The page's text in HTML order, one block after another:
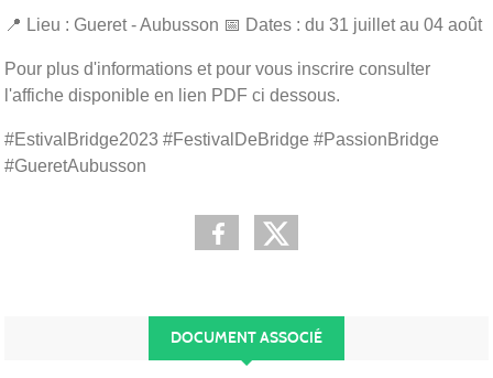
📍 Lieu : Gueret - Aubusson 📅 Dates : du 31 juillet au 04 août
Pour plus d'informations et pour vous inscrire consulter
l'affiche disponible en lien PDF ci dessous.
#EstivalBridge2023 #FestivalDeBridge #PassionBridge
#GueretAubusson
DOCUMENT ASSOCIÉ